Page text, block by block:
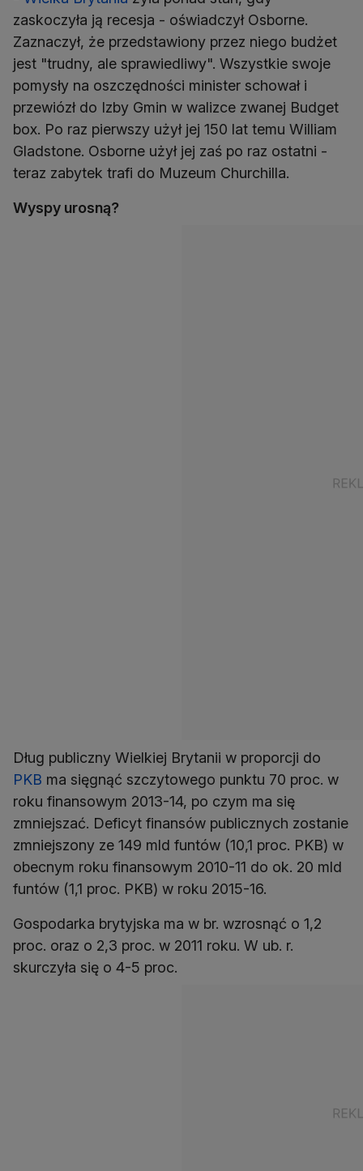
zaskoczyła ją recesja - oświadczył Osborne.
Zaznaczył, że przedstawiony przez niego budżet
jest "trudny, ale sprawiedliwy". Wszystkie swoje
pomysły na oszczędności minister schował i
przewiózł do Izby Gmin w walizce zwanej Budget
box. Po raz pierwszy użył jej 150 lat temu William
Gladstone. Osborne użył jej zaś po raz ostatni -
teraz zabytek trafi do Muzeum Churchilla.
Wyspy urosną?
Dług publiczny Wielkiej Brytanii w proporcji do
PKB ma sięgnąć szczytowego punktu 70 proc. w
roku finansowym 2013-14, po czym ma się
zmniejszać. Deficyt finansów publicznych zostanie
zmniejszony ze 149 mld funtów (10,1 proc. PKB) w
obecnym roku finansowym 2010-11 do ok. 20 mld
funtów (1,1 proc. PKB) w roku 2015-16.
Gospodarka brytyjska ma w br. wzrosnąć o 1,2
proc. oraz o 2,3 proc. w 2011 roku. W ub. r.
skurczyła się o 4-5 proc.